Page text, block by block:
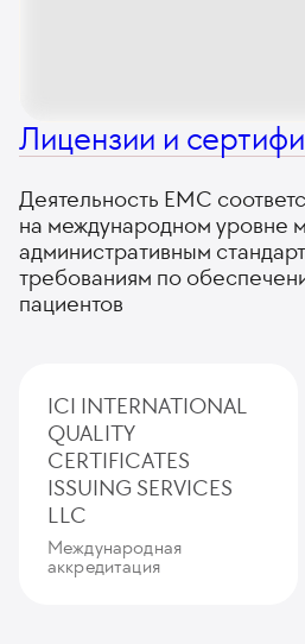
Лицензии и
Деятельность ЕМС
на международном уровне
административным
требованиям по
пациентов
ICI INTERNATIONAL
QUALITY
CERTIFICATES
ISSUING SERVICES
LLC
Международная
аккредитация